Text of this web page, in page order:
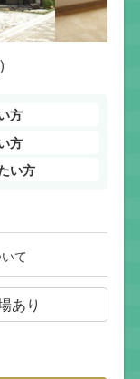
方
方
い方
て
あり